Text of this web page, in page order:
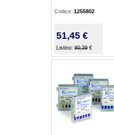
Codice: 1255802
51,45 €
Listino: 80,39 €